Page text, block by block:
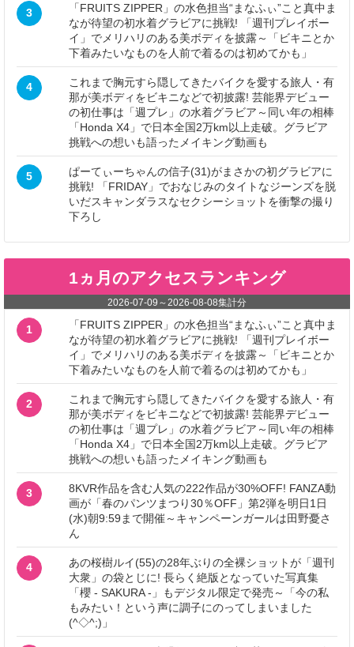
3
「FRUITS ZIPPER」の水色担当“まなふぃ”こと真中ま
なが待望の初水着グラビアに挑戦! 「週刊プレイボー
イ」でメリハリのある美ボディを披露～「ビキニとか
下着みたいなものを人前で着るのは初めてかも」
4
これまで胸元すら隠してきたバイクを愛する旅人・有
那が美ボディをビキニなどで初披露! 芸能界デビュー
の初仕事は「週プレ」の水着グラビア～同い年の相棒
「Honda X4」で日本全国2万km以上走破。グラビア
挑戦への想いも語ったメイキング動画も
5
ぱーてぃーちゃんの信子(31)がまさかの初グラビアに
挑戦! 「FRIDAY」でおなじみのタイトなジーンズを脱
いだスキャンダラスなセクシーショットを衝撃の撮り
下ろし
1ヵ月のアクセスランキング
2026-07-09 ～ 2026-08-08集計分
1
「FRUITS ZIPPER」の水色担当“まなふぃ”こと真中ま
なが待望の初水着グラビアに挑戦! 「週刊プレイボー
イ」でメリハリのある美ボディを披露～「ビキニとか
下着みたいなものを人前で着るのは初めてかも」
2
これまで胸元すら隠してきたバイクを愛する旅人・有
那が美ボディをビキニなどで初披露! 芸能界デビュー
の初仕事は「週プレ」の水着グラビア～同い年の相棒
「Honda X4」で日本全国2万km以上走破。グラビア
挑戦への想いも語ったメイキング動画も
3
8KVR作品を含む人気の222作品が30%OFF! FANZA動
画が「春のパンツまつり30％OFF」第2弾を明日1日
(水)朝9:59まで開催～キャンペーンガールは田野憂さ
ん
4
あの桜樹ルイ(55)の28年ぶりの全裸ショットが「週刊
大衆」の袋とじに! 長らく絶版となっていた写真集
「櫻 - SAKURA -」もデジタル限定で発売～「今の私
もみたい！という声に調子にのってしまいました
(^◇^;)」